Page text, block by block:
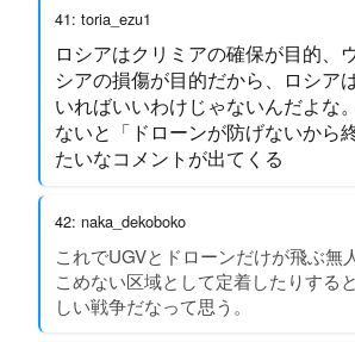
41: toria_ezu1
ロシアはクリミアの確保が目的、
シアの損傷が目的だから、ロシア
いればいいわけじゃないんだよな
ないと「ドローンが防げないから
たいなコメントが出てくる
42: naka_dekoboko
これでUGVとドローンだけが飛ぶ無
こめない区域として定着したりする
しい戦争だなって思う。